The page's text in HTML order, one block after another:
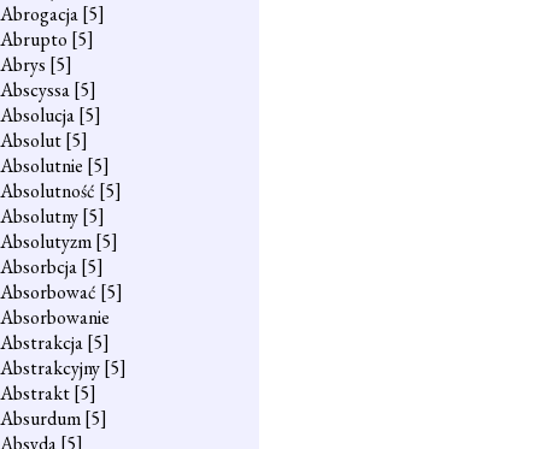
Abrogacja[5]
Abrupto [5]
Abrys [5]
Abscyssa[5]
Absolucja[5]
Absolut[5]
Absolutnie [5]
Absolutność [5]
Absolutny[5]
Absolutyzm[5]
Absorbcja[5]
Absorbować [5]
Absorbowanie
Abstrakcja[5]
Abstrakcyjny[5]
Abstrakt[5]
Absurdum[5]
Absyda[5]